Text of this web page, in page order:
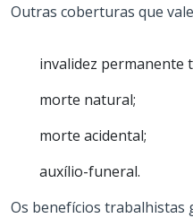
Outras coberturas que
invalidez permanente
morte natural;
morte acidental;
auxílio-funeral.
Os benefícios trabalhistas